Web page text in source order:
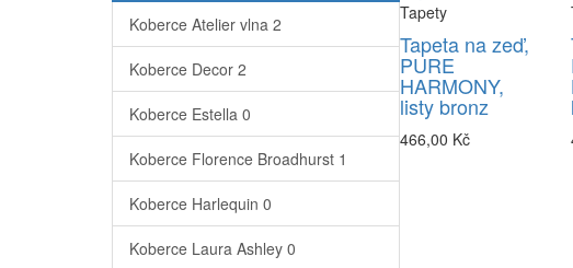
Koberce Atelier vlna 2
Koberce Decor 2
Koberce Estella 0
Koberce Florence Broadhurst 1
Koberce Harlequin 0
Koberce Laura Ashley 0
Tapety
Tapeta na zeď,
PURE
HARMONY,
listy bronz
466,00 Kč